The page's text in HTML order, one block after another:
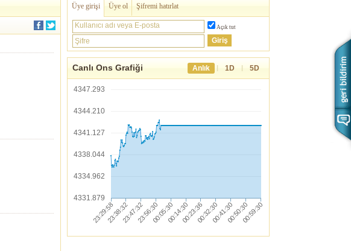
Üye girişi Üye ol Şifremi hatırlat
Kullanıcı adı veya E-posta Açık tut
Şifre
Canlı Ons Grafiği Anlık | 1D | 5D
4347.293
4344.210
4341.127
4338.044
4334.962
4331.879